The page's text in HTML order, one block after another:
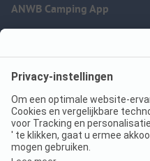
ANWB Camping App
Imprint
Jouw privacy
Wet digitale diensten